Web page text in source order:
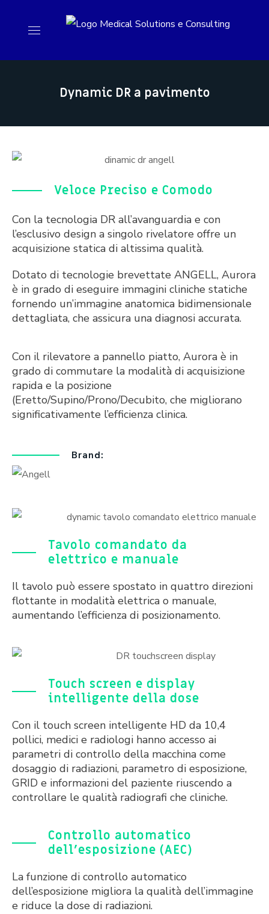
Dynamic DR a pavimento
Veloce Preciso e Comodo
Con la tecnologia DR all’avanguardia e con
l’esclusivo design a singolo rivelatore offre un
acquisizione statica di altissima qualità.
Dotato di tecnologie brevettate ANGELL, Aurora
è in grado di eseguire immagini cliniche statiche
fornendo un’immagine anatomica bidimensionale
dettagliata, che assicura una diagnosi accurata.
Con il rilevatore a pannello piatto, Aurora è in
grado di commutare la modalità di acquisizione
rapida e la posizione
(Eretto/Supino/Prono/Decubito, che migliorano
significativamente l’efficienza clinica.
Brand:
Tavolo comandato da
elettrico e manuale
Il tavolo può essere spostato in quattro direzioni
flottante in modalità elettrica o manuale,
aumentando l’efficienza di posizionamento.
Touch screen e display
intelligente della dose
Con il touch screen intelligente HD da 10,4
pollici, medici e radiologi hanno accesso ai
parametri di controllo della macchina come
dosaggio di radiazioni, parametro di esposizione,
GRID e informazioni del paziente riuscendo a
controllare le qualità radiografi che cliniche.
Controllo automatico
dell’esposizione (AEC)
La funzione di controllo automatico
dell’esposizione migliora la qualità dell’immagine
e riduce la dose di radiazioni.